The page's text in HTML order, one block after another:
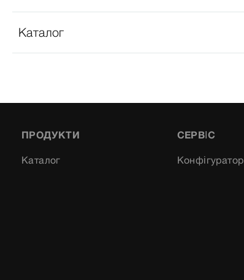
Каталог
ПРОДУКТИ
Каталог
СЕРВІС
Конфігуратор